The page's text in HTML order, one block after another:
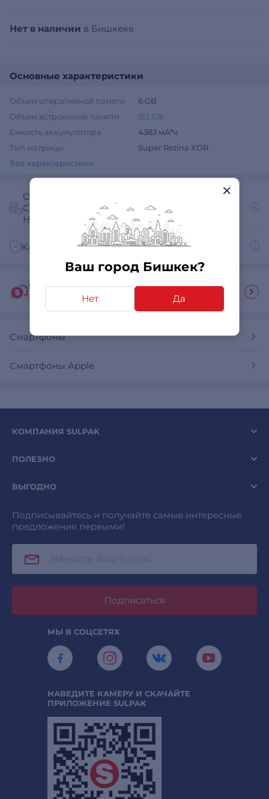
Ваш город Бишкек?
Нет Да
Нет в наличии в Бишкеке
Основные характеристики
Объем оперативной памяти
6 GB
Объем встроенной памяти
512 GB
Емкость аккумулятора
4383 мА*ч
Тип матрицы
Super Retina XDR
Все характеристики
Оплата через Mbank
С помощью QR
Наличными при получении
Как получить счет на оплату для юр. лиц?
Гид покупателя
Ответы на часто задаваемые вопросы
Смартфоны
Смартфоны Apple
КОМПАНИЯ SULPAK
ПОЛЕЗНО
ВЫГОДНО
Подписывайтесь и получайте самые интересные
предложения первыми!
Подписаться
МЫ В СОЦСЕТЯХ
НАВЕДИТЕ КАМЕРУ И СКАЧАЙТЕ
ПРИЛОЖЕНИЕ SULPAK